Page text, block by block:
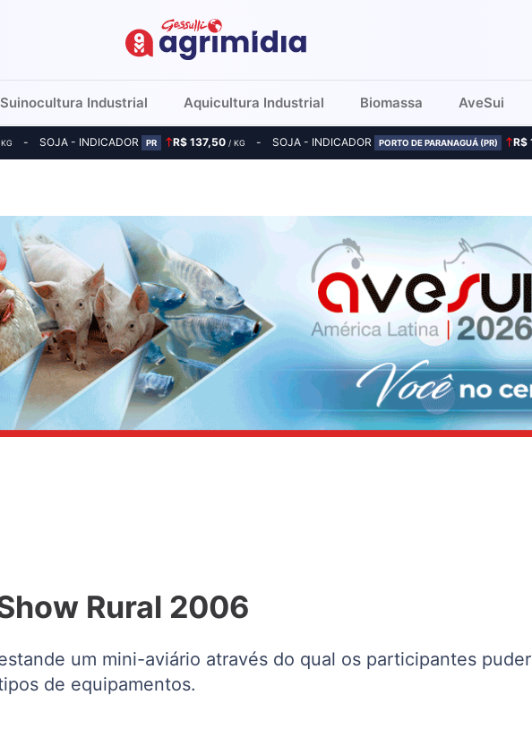
Suinocultura Industrial Aquicultura Industrial Biomassa AveSui
SOJA - INDICADOR PR R$ 137,50/ KG SOJA - INDICADOR PORTO DE PARANAGUÁ (PR) R$
Rural 2006
um mini-aviário através do qual os participantes
de equipamentos.